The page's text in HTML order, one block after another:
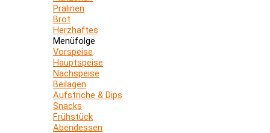
Pralinen
Brot
Herzhaftes
Menüfolge
Vorspeise
Hauptspeise
Nachspeise
Beilagen
Aufstriche & Dips
Snacks
Frühstück
Abendessen